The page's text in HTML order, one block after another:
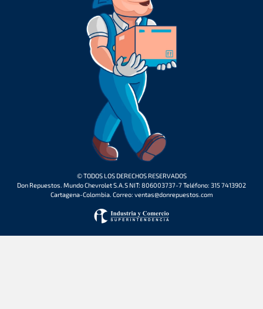
© TODOS LOS DERECHOS RESERVADOS
Don Repuestos. Mundo Chevrolet S.A.S NIT: 806003737-7 Teléfono: 315 7413902
Cartagena-Colombia. Correo: ventas@donrepuestos.com